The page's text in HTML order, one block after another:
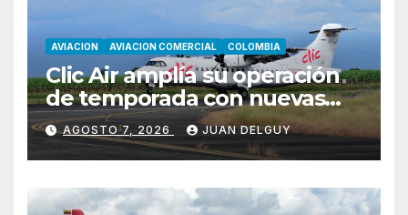
AVIACION AVIACION COMERCIAL COLOMBIA
Clic Air amplía su operación
de temporada con nuevas
rutas hacia Cartagena y Tolú
AGOSTO 7, 2026 JUAN DELGUY